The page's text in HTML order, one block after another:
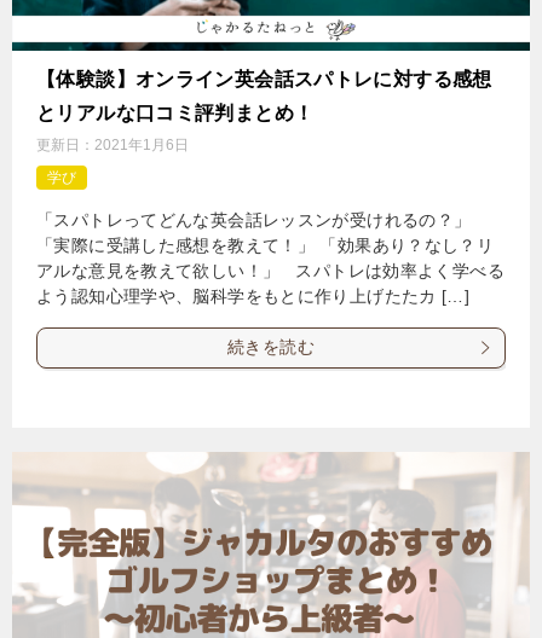
【体験談】オンライン英会話スパトレに対する感想
とリアルな口コミ評判まとめ！
更新日： 2021年1月6日
学び
「スパトレってどんな英会話レッスンが受けれるの？」
「実際に受講した感想を教えて！」 「効果あり？なし？リ
アルな意見を教えて欲しい！」 スパトレは効率よく学べる
よう認知心理学や、脳科学をもとに作り上げたたカ […]
続きを読む